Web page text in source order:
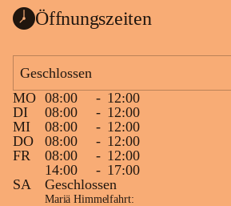
Öffnungszeiten
Geschlossen
MO 08:00 - 12:00
DI
08:00 - 12:00
MI
08:00 - 12:00
DO
08:00 - 12:00
FR
08:00 - 12:00
14:00
- 17:00
SA
Geschlossen
Mariä Himmelfahrt: